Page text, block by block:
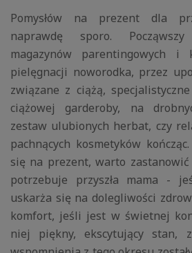
Pomysłów na prezent dla
naprawdę sporo.
magazynów parentingowych i
pielęgnacji noworodka, przez
związane z ciążą,
ciążowej garderoby, na
zestaw ulubionych herbat, czy
pachnących kosmetyków
się na prezent, warto
potrzebuje przyszła mama -
uskarża się na dolegliwości
komfort, jeśli jest w świetnej
niej piękny, ekscytujący stan,